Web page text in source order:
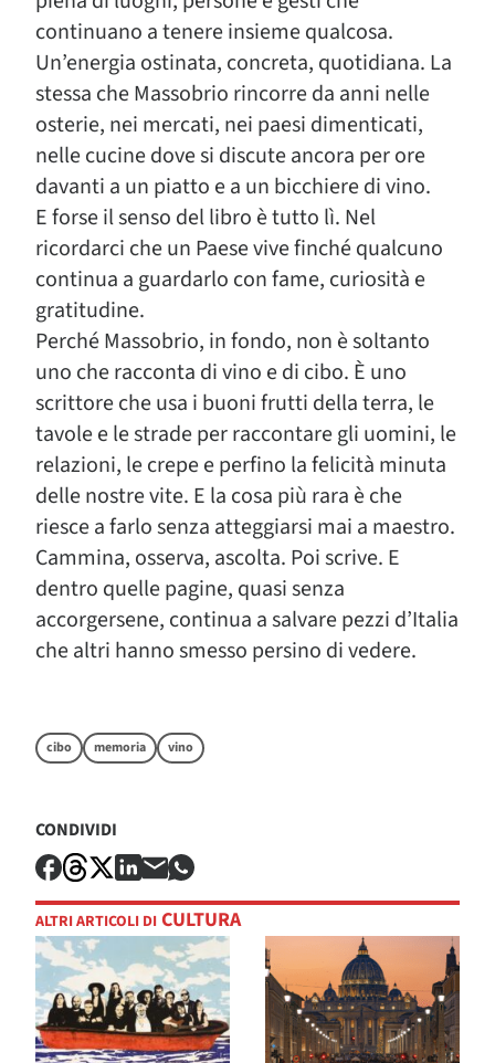
continuano a tenere insieme qualcosa.
Un’energia ostinata, concreta, quotidiana. La
stessa che Massobrio rincorre da anni nelle
osterie, nei mercati, nei paesi dimenticati,
nelle cucine dove si discute ancora per ore
davanti a un piatto e a un bicchiere di vino.
E forse il senso del libro è tutto lì. Nel
ricordarci che un Paese vive finché qualcuno
continua a guardarlo con fame, curiosità e
gratitudine.
Perché Massobrio, in fondo, non è soltanto
uno che racconta di vino e di cibo. È uno
scrittore che usa i buoni frutti della terra, le
tavole e le strade per raccontare gli uomini, le
relazioni, le crepe e perfino la felicità minuta
delle nostre vite. E la cosa più rara è che
riesce a farlo senza atteggiarsi mai a maestro.
Cammina, osserva, ascolta. Poi scrive. E
dentro quelle pagine, quasi senza
accorgersene, continua a salvare pezzi d’Italia
che altri hanno smesso persino di vedere.
cibo memoria vino
CONDIVIDI
ALTRI ARTICOLI DI CULTURA